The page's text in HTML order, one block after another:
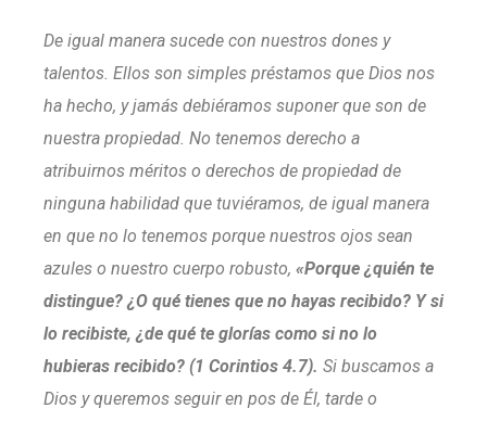
De igual manera sucede con nuestros dones y
talentos. Ellos son simples préstamos que Dios nos
ha hecho, y jamás debiéramos suponer que son de
nuestra propiedad. No tenemos derecho a
atribuirnos méritos o derechos de propiedad de
ninguna habilidad que tuviéramos, de igual manera
en que no lo tenemos porque nuestros ojos sean
azules o nuestro cuerpo robusto, «Porque ¿quién te
distingue? ¿O qué tienes que no hayas recibido? Y si
lo recibiste, ¿de qué te glorías como si no lo
hubieras recibido? (1 Corintios 4.7). Si buscamos a
Dios y queremos seguir en pos de Él, tarde o